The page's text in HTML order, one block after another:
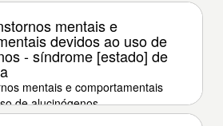
mentais e
devidos ao uso de
- síndrome [estado] de
mentais e comportamentais
de alucinógenos